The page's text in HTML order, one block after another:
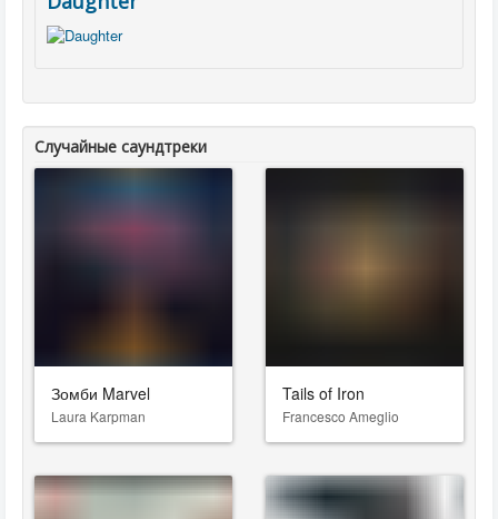
Случайные саундтреки
Зомби Marvel
Laura Karpman
Tails of Iron
Francesco Ameglio